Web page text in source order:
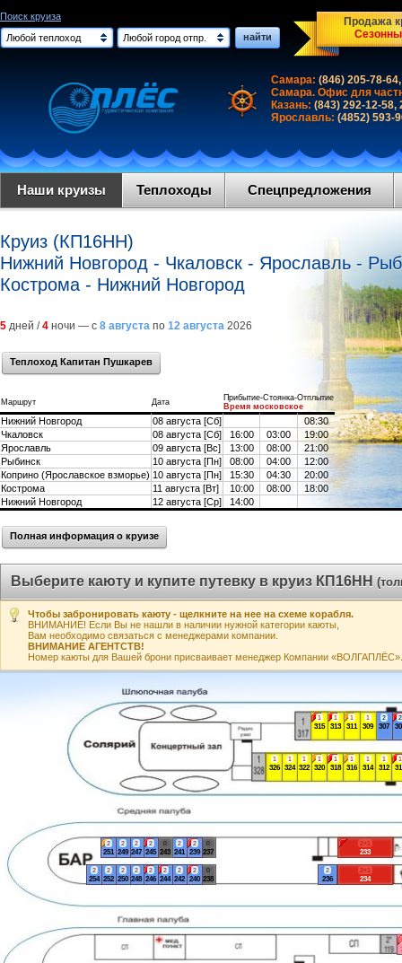
Поиск круиза
Любой теплоход
Любой город отпр. найти
Продажа
Самара: (846) 205-78-
Самара. Офис для
Казань: (843) 292-12-58,
Ярославль: (4852) 593-
Наши круизы Теплоходы Спецпредложения
Круиз (КП16НН)
Нижний Новгород - Чкаловск - Ярославль -
Кострома - Нижний Новгород
5 дней /4 ночи — с 8 августа по 12 августа 2026
Теплоход Капитан Пушкарев
Маршрут Дата
Прибытие-Стоянка-Отплытие
Время московское
Нижний Новгород 08 августа [Сб]
08:30
Чкаловск
08 августа [Сб] 16:00 03:00
19:00
Ярославль
09 августа [Вс] 13:00 08:00
21:00
Рыбинск
10 августа [Пн] 08:00 04:00
12:00
Коприно (Ярославское взморье) 10 августа [Пн] 15:30 04:30
20:00
Кострома
11 августа [Вт] 10:00 08:00
18:00
Нижний Новгород
12 августа [Ср] 14:00
Полная информация о круизе
Выберите каюту и купите путевку в круиз КП16НН
Чтобы забронировать каюту - щелкните на нее на схеме корабля.
ВНИМАНИЕ! Если Вы не нашли в наличии нужной категории каюты,
Вам необходимо связаться с менеджерами компании.
ВНИМАНИЕ АГЕНТСТВ!
Номер каюты для Вашей брони присваивает менеджер Компании «ВОЛГАПЛЁС».
2+1
233
2+1
234
2
236
0
237
0
238
2
239
2
240
2
241
2
242
0
243
2
244
2
245
2
246
2
247
2
248
2
249
2
250
2
251
2
252
2
254
2
2
307
1
309
1
1
311
1
312
1
313
1
314
1
315
1
316
1
318
1
320
1
322
1
324
1
326